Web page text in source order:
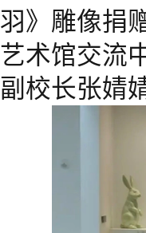
羽》雕像捐
艺术馆交流
副校长张婧